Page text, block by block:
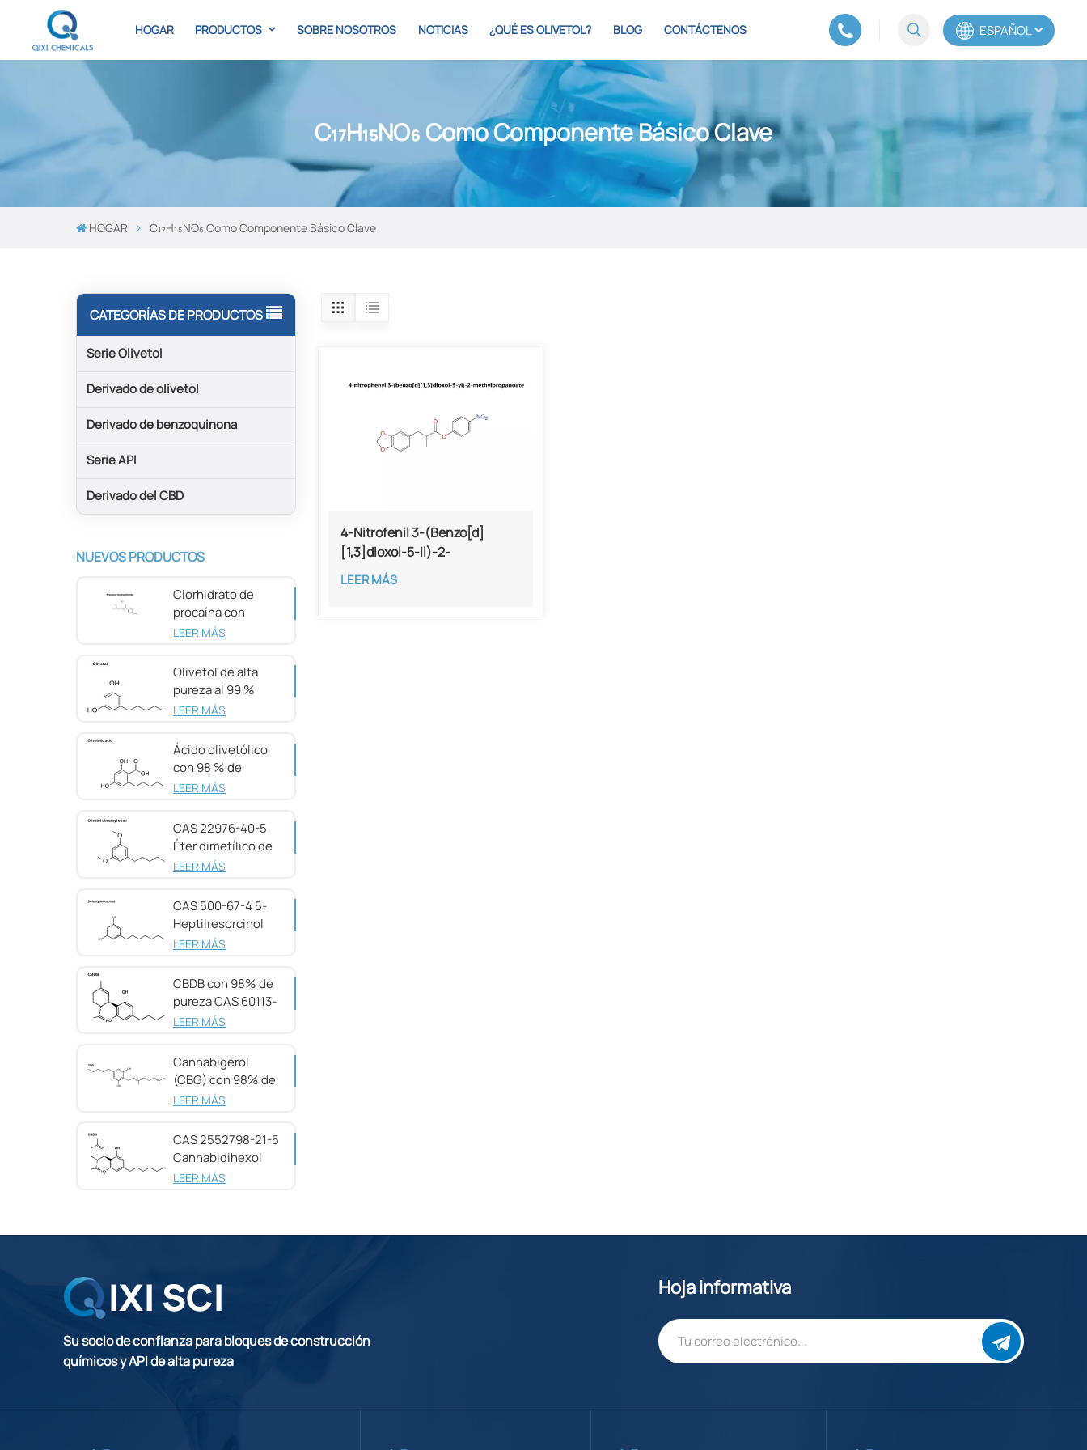
HOGAR PRODUCTOS SOBRE NOSOTROS NOTICIAS ¿QUÉ ES OLIVETOL? BLOG CONTÁCTENOS ESPAÑOL
Español
C₁₇H₁₅NO₆ Como Componente Básico Clave
HOGAR C₁₇H₁₅NO₆ Como Componente Básico Clave
CATEGORÍAS DE PRODUCTOS
Serie Olivetol
Derivado de olivetol
Derivado de benzoquinona
Serie API
Derivado del CBD
NUEVOS PRODUCTOS
Clorhidrato de
procaína con
pureza del 98 %
LEER MÁS
Olivetol de alta
pureza al 99 %
CAS 500-66-3
LEER MÁS
Ácido olivetólico
con 98 % de
pureza CAS 491-
LEER MÁS
CAS 22976-40-5
Éter dimetílico de
olivetol, 98 %
LEER MÁS
CAS 500-67-4 5-
Heptilresorcinol
con 99 % de
LEER MÁS
CBDB con 98% de
pureza CAS 60113-
11-3
LEER MÁS
Cannabigerol
(CBG) con 98% de
pureza CAS
LEER MÁS
CAS 2552798-21-5
Cannabidihexol
(CBDH), 98%
LEER MÁS
4-Nitrofenil 3-(Benzo[d]
[1,3]dioxol-5-il)-2-
metilpropanoato con una
pureza del 98%
LEER MÁS
Su socio de confianza para bloques de construcción
químicos y API de alta pureza
Hoja informativa